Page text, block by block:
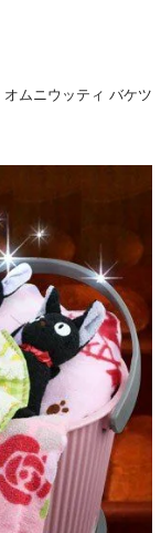
ムニウッティ バケツ